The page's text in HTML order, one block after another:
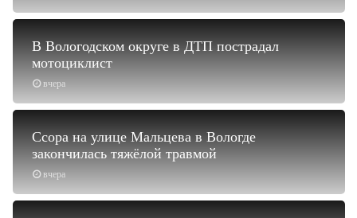
вчера
В Вологодском округе в ДТП пострадал
мотоциклист
вчера
Ссора на улице Мальцева в Вологде
закончилась тяжёлой травмой